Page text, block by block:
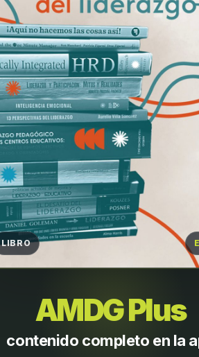
LIBRO
AMDG Plus
contenido completo en la